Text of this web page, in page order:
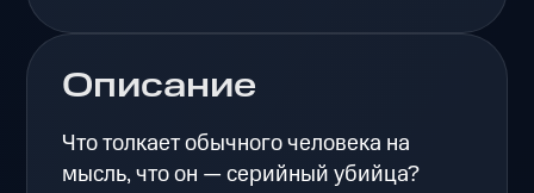
Описание
Что толкает обычного человека на
мысль, что он — серийный убийца?